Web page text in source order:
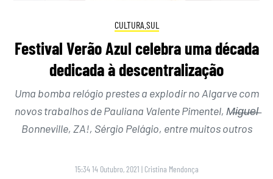
CULTURA.SUL
Festival Verão Azul celebra uma década
dedicada à descentralização
Uma bomba relógio prestes a explodir no Algarve com
novos trabalhos de Pauliana Valente Pimentel, M̶i̶g̶u̶e̶l̶
Bonneville, ZA!, Sérgio Pelágio, entre muitos outros
15:34 14 Outubro, 2021 | Cristina Mendonça